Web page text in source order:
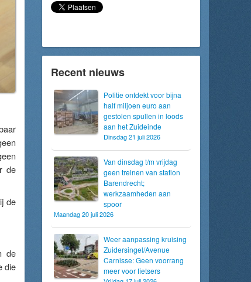
de
de
de
die
Recent nieuws
Politie ontdekt voor bijna
half miljoen euro aan
gestolen spullen in loods
aan het Zuideinde
Dinsdag 21 juli 2026
Van dinsdag t/m vrijdag
geen treinen van station
Barendrecht;
werkzaamheden aan
spoor
Maandag 20 juli 2026
Weer aanpassing kruising
Zuidersingel/Avenue
Carnisse: Geen voorrang
meer voor fietsers